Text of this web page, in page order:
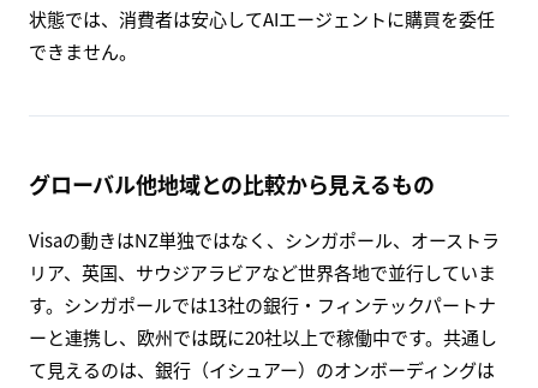
状態では、消費者は安心してAIエージェントに購買を委任
できません。
グローバル他地域との比較から見えるもの
Visaの動きはNZ単独ではなく、シンガポール、オーストラ
リア、英国、サウジアラビアなど世界各地で並行していま
す。シンガポールでは13社の銀行・フィンテックパートナ
ーと連携し、欧州では既に20社以上で稼働中です。共通し
て見えるのは、銀行（イシュアー）のオンボーディングは